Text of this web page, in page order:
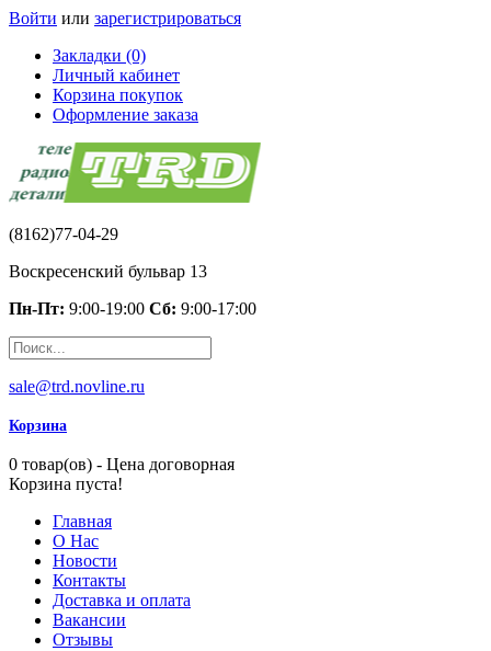
Войти или зарегистрироваться
Закладки (0)
Личный кабинет
Корзина покупок
Оформление заказа
(8162)77-04-29
Воскресенский бульвар 13
Пн-Пт: 9:00-19:00 Сб: 9:00-17:00
sale@trd.novline.ru
Корзина
0 товар(ов) - Цена договорная
Корзина пуста!
Главная
О Нас
Новости
Контакты
Доставка и оплата
Вакансии
Отзывы